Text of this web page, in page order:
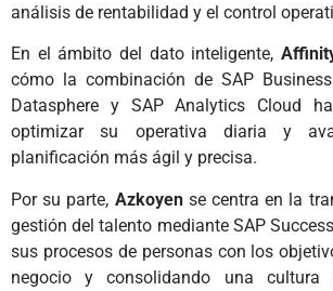
análisis de rentabilidad y el control
En el ámbito del dato inteligente,
cómo la combinación de SAP
Datasphere y SAP Analytics Cloud
optimizar su operativa diaria y
planificación más ágil y precisa.
Por su parte, Azkoyense centra en la
gestión del talento mediante SAP
sus procesos de personas con los
negocio y consolidando una cultura